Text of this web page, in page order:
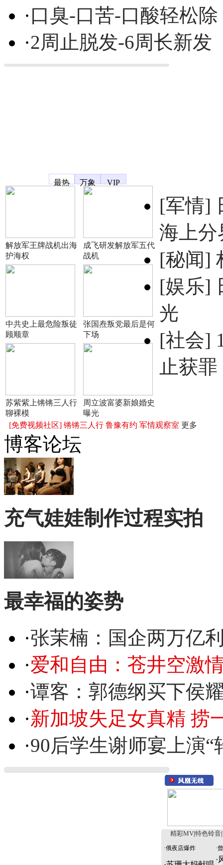
·口臭-口苦-口酸轻松除
·2周止脱发-6周长新发
最热
万象 VIP
解放军王牌战机出海
护海权
成飞研发解放军五代
战机
中共史上最危险叛徒
顾顺章
张国焘叛党最后是何
下场
苏紫紫上锵锵三人行
聊裸模
周立波富婆新娘婚史
曝光
[军情]
海上分
[秘闻]
[娱乐]
光
[社会]
止获罪
[免费视频社区] 锵锵三人行 鲁豫有约 军情观察室 更多
博客论坛
充气娃娃制作过程实拍
最幸福的姿势
·张茉楠：国企两万亿
·爱和自由：苍井空激
·谭客：郭德纲买下侯
·新加坡失足女真精 捞
·90后学生谢师宴上演“
精彩MV 特色铃音
·俄夜店爆炸 ·
·